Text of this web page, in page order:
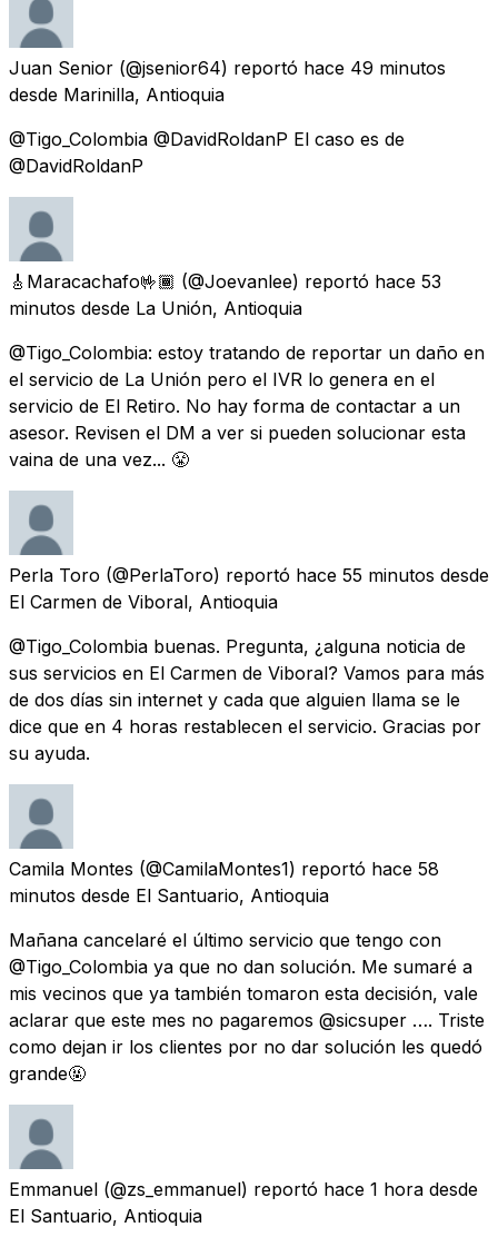
Juan Senior (@jsenior64) reportó hace 49 minutos
desde Marinilla, Antioquia
@Tigo_Colombia @DavidRoldanP El caso es de
@DavidRoldanP
🎸Maracachafo🤟🏾 (@Joevanlee) reportó hace 53
minutos desde La Unión, Antioquia
@Tigo_Colombia: estoy tratando de reportar un daño en
el servicio de La Unión pero el IVR lo genera en el
servicio de El Retiro. No hay forma de contactar a un
asesor. Revisen el DM a ver si pueden solucionar esta
vaina de una vez... 😤
Perla Toro (@PerlaToro) reportó hace 55 minutos desde
El Carmen de Viboral, Antioquia
@Tigo_Colombia buenas. Pregunta, ¿alguna noticia de
sus servicios en El Carmen de Viboral? Vamos para más
de dos días sin internet y cada que alguien llama se le
dice que en 4 horas restablecen el servicio. Gracias por
su ayuda.
Camila Montes (@CamilaMontes1) reportó hace 58
minutos desde El Santuario, Antioquia
Mañana cancelaré el último servicio que tengo con
@Tigo_Colombia ya que no dan solución. Me sumaré a
mis vecinos que ya también tomaron esta decisión, vale
aclarar que este mes no pagaremos @sicsuper …. Triste
como dejan ir los clientes por no dar solución les quedó
grande🤬
Emmanuel (@zs_emmanuel) reportó hace 1 hora desde
El Santuario, Antioquia